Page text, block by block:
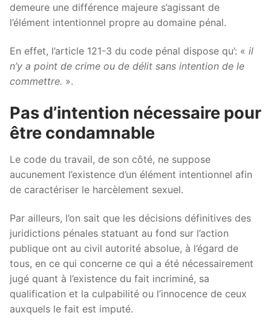
demeure une différence majeure s’agissant de
l’élément intentionnel propre au domaine pénal.
En effet, l’article 121-3 du code pénal dispose qu’: « il
n’y a point de crime ou de délit sans intention de le
commettre. ».
Pas d’intention nécessaire pour
être condamnable
Le code du travail, de son côté, ne suppose
aucunement l’existence d’un élément intentionnel afin
de caractériser le harcèlement sexuel.
Par ailleurs, l’on sait que les décisions définitives des
juridictions pénales statuant au fond sur l’action
publique ont au civil autorité absolue, à l’égard de
tous, en ce qui concerne ce qui a été nécessairement
jugé quant à l’existence du fait incriminé, sa
qualification et la culpabilité ou l’innocence de ceux
auxquels le fait est imputé.